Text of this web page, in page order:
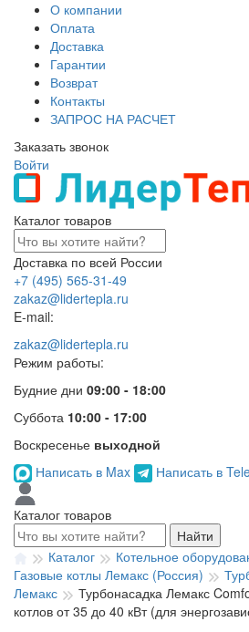
О компании
Оплата
Доставка
Гарантии
Возврат
Контакты
ЗАПРОС НА РАСЧЕТ
Заказать звонок
Войти
Каталог товаров
Доставка по всей России
+7 (495) 565-31-49
zakaz@lidertepla.ru
E-mail:
zakaz@lidertepla.ru
Режим работы:
Будние дни 09:00 - 18:00
Суббота 10:00 - 17:00
Воскресенье выходной
Написать в Max
Написать в
Каталог товаров
Найти
Каталог
Котельное
Газовые котлы Лемакс (Россия)
Лемакс
Турбонасадка Лемакс
котлов от 35 до 40 кВт (для